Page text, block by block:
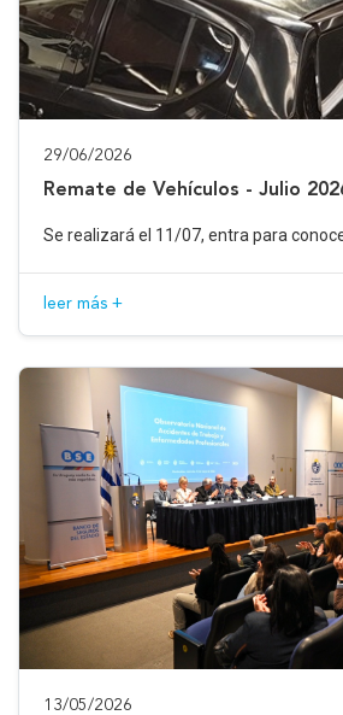
29/06/2026
Remate de Vehículos - Julio
Se realizará el 11/07, entra para
leer más +
13/05/2026